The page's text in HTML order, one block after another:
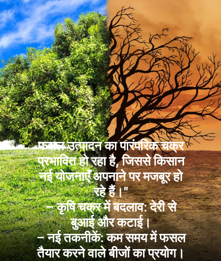
फसल उत्पादन का पारंपरिक चक्र
प्रभावित हो रहा है, जिससे किसान
नई योजनाएँ अपनाने पर मजबूर हो
रहे हैं।"
– कृषि चक्र में बदलाव: देरी से
बुआई और कटाई।
– नई तकनीकें: कम समय में फसल
तैयार करने वाले बीजों का प्रयोग।